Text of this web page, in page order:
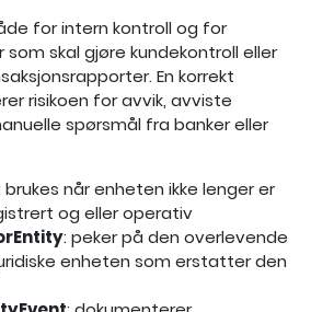
for intern kontroll og for
skal gjøre kundekontroll eller
En korrekt
risikoen for avvik, avviste
spørsmål fra banker eller
brukes når enheten ikke lenger er
og eller operativ
: peker på den overlevende
enheten som erstatter den